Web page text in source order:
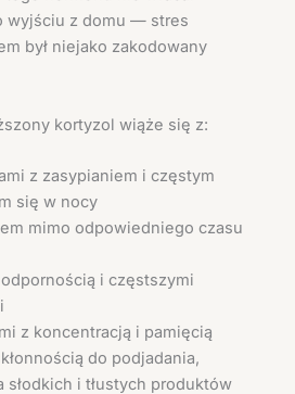
wyjściu z domu — stres
był niejako zakodowany
kortyzol wiąże się z:
z zasypianiem i częstym
się w nocy
mimo odpowiedniego czasu
i częstszymi
z koncentracją i pamięcią
do podjadania,
słodkich i tłustych produktów